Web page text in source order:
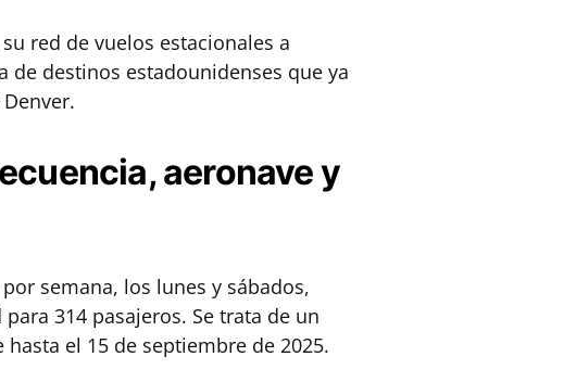
red de vuelos estacionales a
de destinos estadounidenses que ya
aeronave y
semana, los lunes y sábados,
314 pasajeros. Se trata de un
el 15 de septiembre de 2025.